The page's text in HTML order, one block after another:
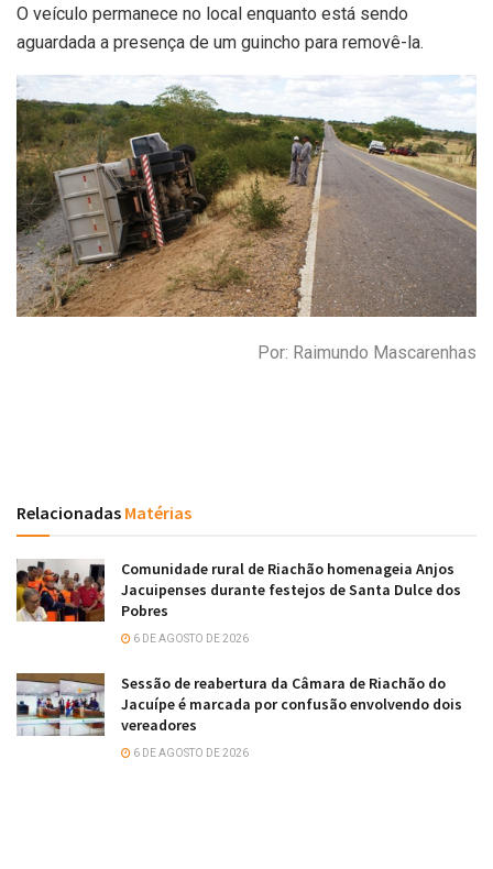
O veículo permanece no local enquanto está sendo
aguardada a presença de um guincho para removê-la.
Por: Raimundo Mascarenhas
Relacionadas Matérias
Comunidade rural de Riachão homenageia Anjos
Jacuipenses durante festejos de Santa Dulce dos
Pobres
6 DE AGOSTO DE 2026
Sessão de reabertura da Câmara de Riachão do
Jacuípe é marcada por confusão envolvendo dois
vereadores
6 DE AGOSTO DE 2026